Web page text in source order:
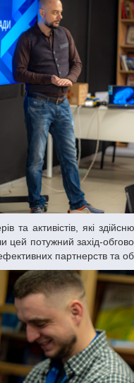
цей потужний захід-
партнерств та